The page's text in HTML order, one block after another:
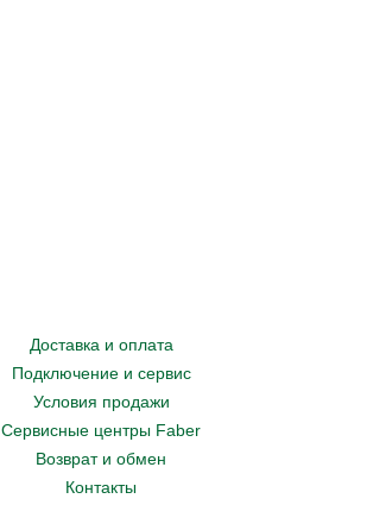
Доставка и оплата
Подключение и сервис
Условия продажи
Сервисные центры Faber
Возврат и обмен
Контакты